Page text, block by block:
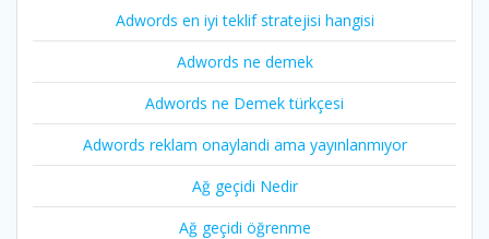
Adwords en iyi teklif stratejisi hangisi
Adwords ne demek
Adwords ne Demek türkçesi
Adwords reklam onaylandi ama yayınlanmıyor
Ağ geçidi Nedir
Ağ geçidi öğrenme